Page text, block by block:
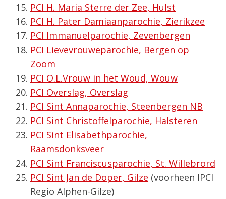
PCI H. Maria Sterre der Zee, Hulst
PCI H. Pater Damiaanparochie, Zierikzee
PCI Immanuelparochie, Zevenbergen
PCI Lievevrouweparochie, Bergen op
Zoom
PCI O.L.Vrouw in het Woud, Wouw
PCI Overslag, Overslag
PCI Sint Annaparochie, Steenbergen NB
PCI Sint Christoffelparochie, Halsteren
PCI Sint Elisabethparochie,
Raamsdonksveer
PCI Sint Franciscusparochie, St. Willebrord
PCI Sint Jan de Doper, Gilze (voorheen IPCI
Regio Alphen-Gilze)